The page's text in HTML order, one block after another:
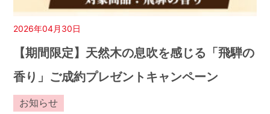
2026年04月30日
【期間限定】天然木の息吹を感じる「飛騨の
香り」ご成約プレゼントキャンペーン
お知らせ